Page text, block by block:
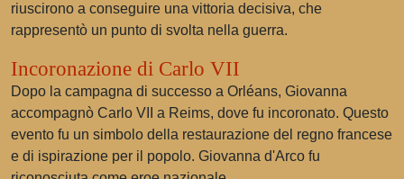
riuscirono a conseguire una vittoria decisiva, che
rappresentò un punto di svolta nella guerra.
Incoronazione di Carlo VII
Dopo la campagna di successo a Orléans, Giovanna
accompagnò Carlo VII a Reims, dove fu incoronato. Questo
evento fu un simbolo della restaurazione del regno francese
e di ispirazione per il popolo. Giovanna d'Arco fu